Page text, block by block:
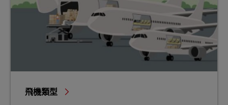
飛機類型